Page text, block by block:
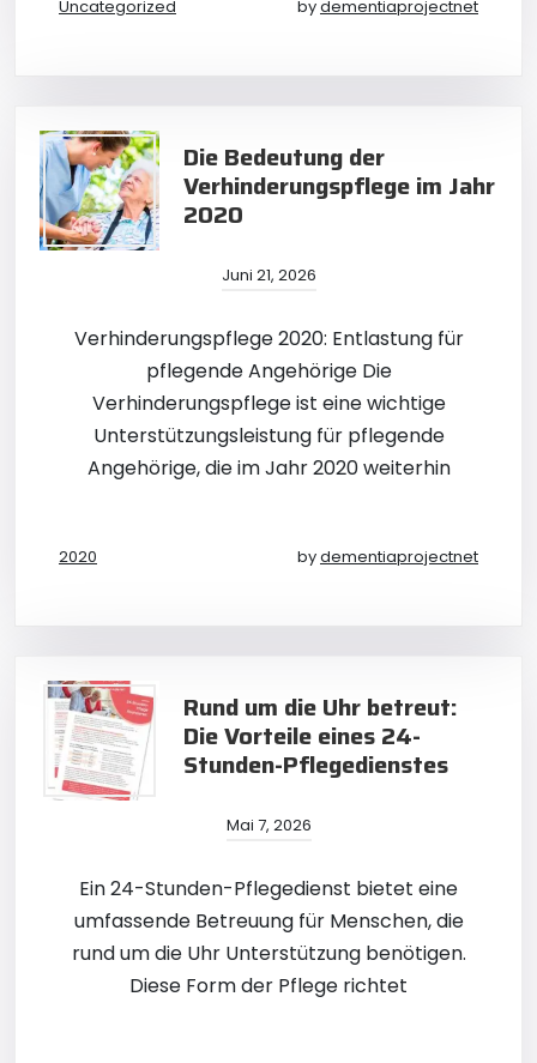
Uncategorized bydementiaprojectnet
Die Bedeutung der
Verhinderungspflege im Jahr
2020
Juni 21, 2026
Verhinderungspflege 2020: Entlastung für
pflegende Angehörige Die
Verhinderungspflege ist eine wichtige
Unterstützungsleistung für pflegende
Angehörige, die im Jahr 2020 weiterhin
2020 bydementiaprojectnet
Rund um die Uhr betreut:
Die Vorteile eines 24-
Stunden-Pflegedienstes
Mai 7, 2026
Ein 24-Stunden-Pflegedienst bietet eine
umfassende Betreuung für Menschen, die
rund um die Uhr Unterstützung benötigen.
Diese Form der Pflege richtet